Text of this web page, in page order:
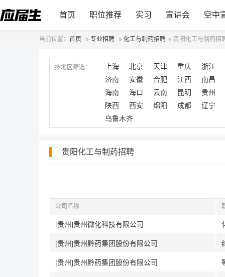
首页 职位推荐 实习 宣讲会 空中
当前位置： 首页 » 专业招聘 » 化工与制药招聘 » 贵阳化工与制药招
按地区筛选： 上海 北京 天津 重庆
浙江
济南
安徽 合肥 江西
南昌
海南
海口 云南 昆明
贵州
陕西
西安 绵阳 成都
辽宁
乌鲁木齐
贵阳化工与制药招聘
公司名称
[贵州]贵州微化科技有限公司
[贵州]贵州黔药集团股份有限公司
[贵州]贵州黔药集团股份有限公司